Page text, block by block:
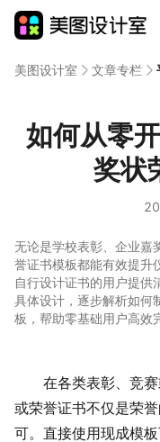
美图设计室 文章专栏
如何从零
奖状
无论是学校表彰、企业嘉
誉证书模板都能有效提升
自行设计证书的用户提供
具体设计，逐步解析如何
板，帮助零基础用户高效
在各类表彰、竞
或荣誉证书不仅是荣
可。直接使用现成模